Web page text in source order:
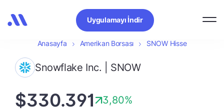
Uygulamayı İndir
Anasayfa Amerikan Borsası SNOW Hisse
Snowflake Inc. | SNOW
$330.391 3,80%